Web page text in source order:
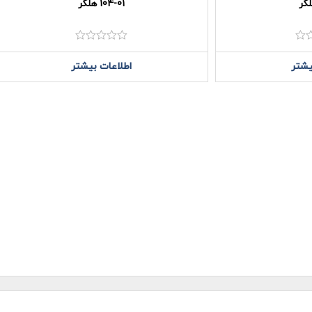
از
104-01 هلگر
اطلاعات بیشتراز